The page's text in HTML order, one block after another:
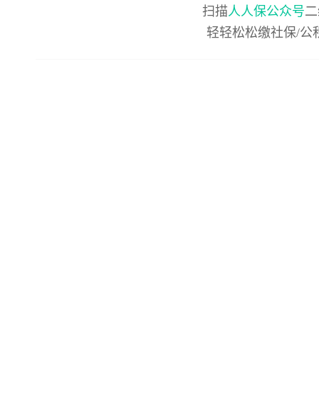
扫描人人保公众号
轻轻松松缴社保/公